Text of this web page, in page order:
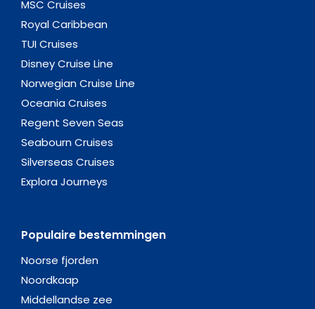
MSC Cruises
Royal Caribbean
TUI Cruises
Disney Cruise Line
Norwegian Cruise Line
Oceania Cruises
Regent Seven Seas
Seabourn Cruises
Silverseas Cruises
Explora Journeys
Populaire bestemmingen
Noorse fjorden
Noordkaap
Middellandse zee